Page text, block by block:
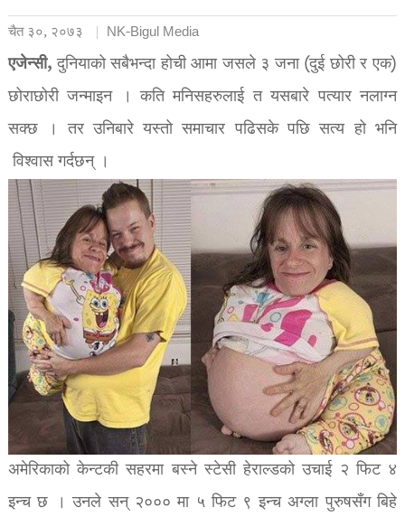
चैत ३०, २०७३ NK-Bigul Media
एजेन्सी,दुनियाको सबैभन्दा होची आमा जसले ३ जना (दुई छोरी र एक)
छोराछोरी जन्माइन । कति मनिसहरुलाई त यसबारे पत्यार नलाग्न
सक्छ । तर उनिबारे यस्तो समाचार पढिसके पछि सत्य हो भनि
विश्वास गर्दछन् ।
अमेरिकाको केन्टकी सहरमा बस्ने स्टेसी हेराल्डको उचाई २ फिट ४
इन्च छ । उनले सन् २००० मा ५ फिट ९ इन्च अग्ला पुरुषसँग बिहे